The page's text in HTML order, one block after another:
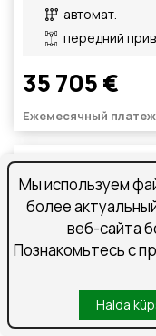
автомат.
передний
35 705 €
Ежемесячный
Saabumas
Мы используем
более
веб-сайта
Познакомьтесь с
Halda